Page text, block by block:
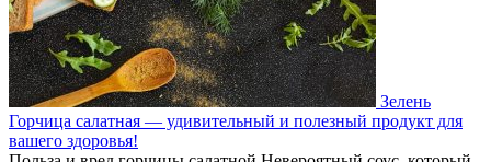
Зелень
Горчица салатная — удивительный и полезный продукт для
вашего здоровья!